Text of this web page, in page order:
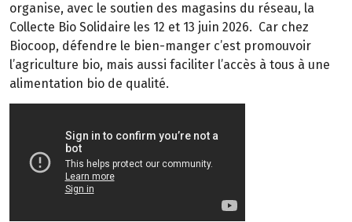
organise, avec le soutien des magasins du réseau, la
Collecte Bio Solidaire les 12 et 13 juin 2026. Car chez
Biocoop, défendre le bien-manger c’est promouvoir
l’agriculture bio, mais aussi faciliter l’accès à tous à une
alimentation bio de qualité.